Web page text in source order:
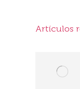
Artículos